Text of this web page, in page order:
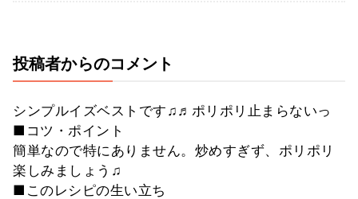
投稿者からのコメント
シンプルイズベストです♫♬ポリポリ止まらないっ
■コツ・ポイント
簡単なので特にありません。炒めすぎず、ポリポリ
楽しみましょう♫
■このレシピの生い立ち